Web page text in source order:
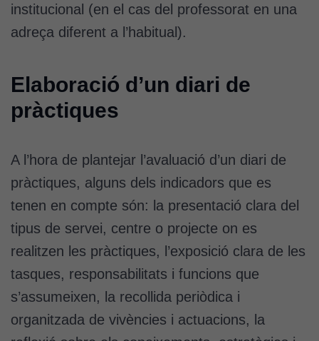
institucional (en el cas del professorat en una
adreça diferent a l’habitual).
Elaboració d’un diari de
pràctiques
A l’hora de plantejar l’avaluació d’un diari de
pràctiques, alguns dels indicadors que es
tenen en compte són: la presentació clara del
tipus de servei, centre o projecte on es
realitzen les pràctiques, l’exposició clara de les
tasques, responsabilitats i funcions que
s’assumeixen, la recollida periòdica i
organitzada de vivències i actuacions, la